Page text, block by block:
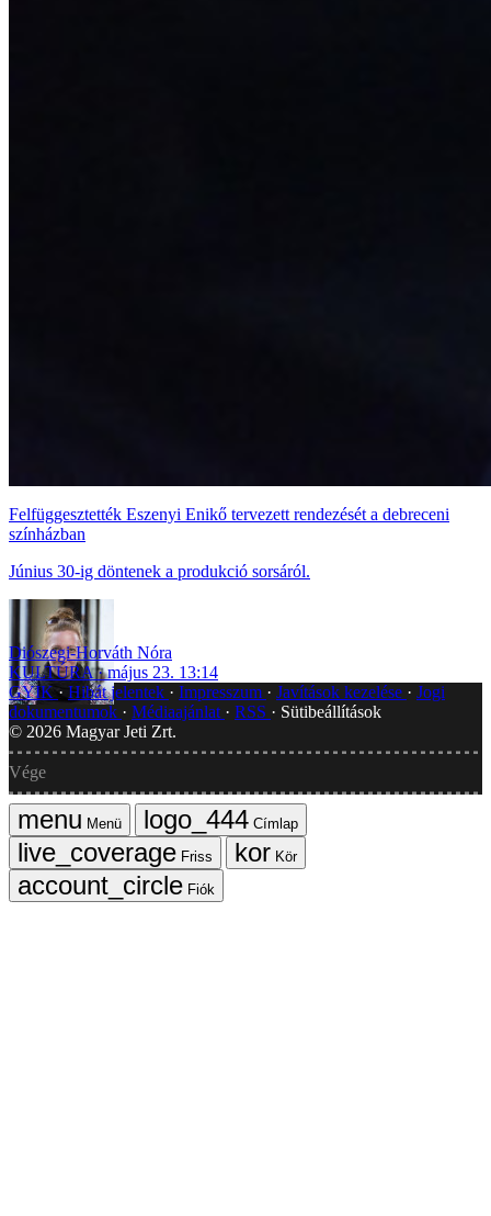
Felfüggesztették Eszenyi Enikő tervezett rendezését a debreceni
színházban
Június 30-ig döntenek a produkció sorsáról.
Diószegi-Horváth Nóra
KULTÚRA
május 23. 13:14
GYIK Hibát jelentek Impresszum Javítások kezelése
Jogi
dokumentumok
Médiaajánlat RSS
Sütibeállítások
© 2026 Magyar Jeti Zrt.
Vége
Menü
Címlap
Friss
Kör
Fiók